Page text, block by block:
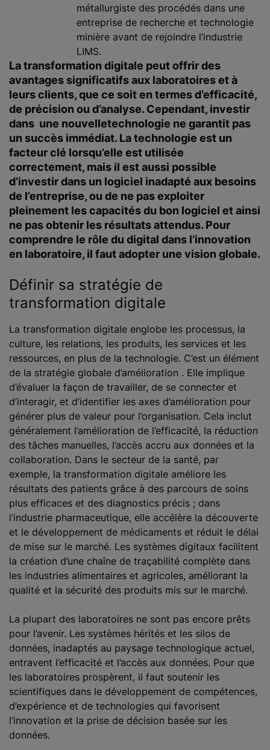
métallurgiste des procédés dans une
entreprise de recherche et technologie
minière avant de rejoindre l’industrie
LIMS.
La transformation digitale peut offrir des
avantages significatifs aux laboratoires et à
leurs clients, que ce soit en termes d’efficacité,
de précision ou d’analyse. Cependant, investir
dans une nouvelletechnologie ne garantit pas
un succès immédiat. La technologie est un
facteur clé lorsqu’elle est utilisée
correctement, mais il est aussi possible
d’investir dans un logiciel inadapté aux besoins
de l’entreprise, ou de ne pas exploiter
pleinement les capacités du bon logiciel et ainsi
ne pas obtenir les résultats attendus. Pour
comprendre le rôle du digital dans l’innovation
en laboratoire, il faut adopter une vision globale.
Définir sa stratégie de
transformation digitale
La transformation digitale englobe les processus, la
culture, les relations, les produits, les services et les
ressources, en plus de la technologie. C’est un élément
de la stratégie globale d’amélioration . Elle implique
d’évaluer la façon de travailler, de se connecter et
d’interagir, et d’identifier les axes d’amélioration pour
générer plus de valeur pour l’organisation. Cela inclut
généralement l’amélioration de l’efficacité, la réduction
des tâches manuelles, l’accès accru aux données et la
collaboration. Dans le secteur de la santé, par
exemple, la transformation digitale améliore les
résultats des patients grâce à des parcours de soins
plus efficaces et des diagnostics précis ; dans
l’industrie pharmaceutique, elle accélère la découverte
et le développement de médicaments et réduit le délai
de mise sur le marché. Les systèmes digitaux facilitent
la création d’une chaîne de traçabilité complète dans
les industries alimentaires et agricoles, améliorant la
qualité et la sécurité des produits mis sur le marché.
La plupart des laboratoires ne sont pas encore prêts
pour l’avenir. Les systèmes hérités et les silos de
données, inadaptés au paysage technologique actuel,
entravent l’efficacité et l’accès aux données. Pour que
les laboratoires prospèrent, il faut soutenir les
scientifiques dans le développement de compétences,
d’expérience et de technologies qui favorisent
l’innovation et la prise de décision basée sur les
données.